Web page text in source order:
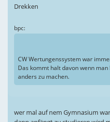
Drekken
bpc:
CW Wertungenssystem war
Das kommt halt davon wenn
anders zu machen.
wer mal auf nem Gymnasium